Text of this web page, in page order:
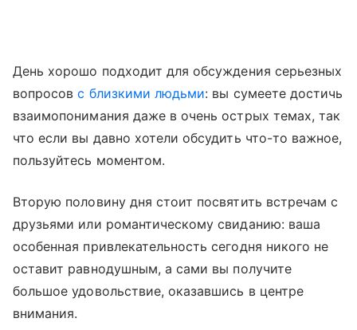
День хорошо подходит для обсуждения серьезных
вопросовс близкими людьми: вы сумеете достичь
взаимопонимания даже в очень острых темах, так
что если вы давно хотели обсудить что-то важное,
пользуйтесь моментом.
Вторую половину дня стоит посвятить встречам с
друзьями или романтическому свиданию: ваша
особенная привлекательность сегодня никого не
оставит равнодушным, а сами вы получите
большое удовольствие, оказавшись в центре
внимания.